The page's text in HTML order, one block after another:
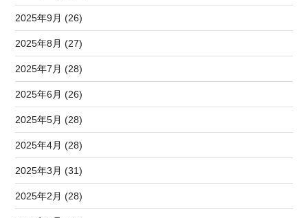
2025年9月 (26)
2025年8月 (27)
2025年7月 (28)
2025年6月 (26)
2025年5月 (28)
2025年4月 (28)
2025年3月 (31)
2025年2月 (28)